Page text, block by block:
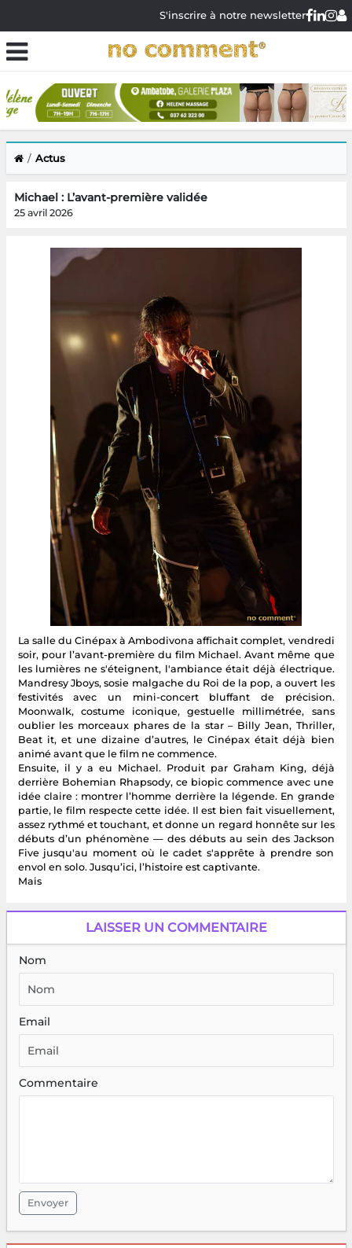
S'inscrire à notre newsletter
Actus
Michael : L’avant-première validée
25 avril 2026
La salle du Cinépax à Ambodivona affichait complet, vendredi
soir, pour l’avant-première du film Michael. Avant même que
les lumières ne s'éteignent, l'ambiance était déjà électrique.
Mandresy Jboys, sosie malgache du Roi de la pop, a ouvert les
festivités avec un mini-concert bluffant de précision.
Moonwalk, costume iconique, gestuelle millimétrée, sans
oublier les morceaux phares de la star – Billy Jean, Thriller,
Beat it, et une dizaine d’autres, le Cinépax était déjà bien
animé avant que le film ne commence.
Ensuite, il y a eu Michael. Produit par Graham King, déjà
derrière Bohemian Rhapsody, ce biopic commence avec une
idée claire : montrer l’homme derrière la légende. En grande
partie, le film respecte cette idée. Il est bien fait visuellement,
assez rythmé et touchant, et donne un regard honnête sur les
débuts d’un phénomène — des débuts au sein des Jackson
Five jusqu'au moment où le cadet s'apprête à prendre son
envol en solo. Jusqu’ici, l’histoire est captivante.
Mais
LAISSER UN COMMENTAIRE
Nom
Email
Commentaire
Envoyer